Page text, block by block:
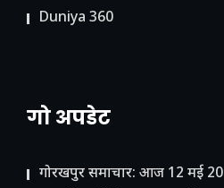
Duniya 360
गो अपडेट
गोरखपुर समाचार: आज 12 मई